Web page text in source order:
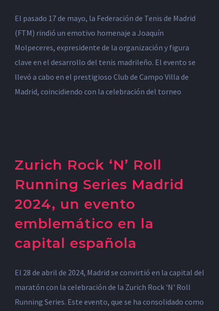
El pasado 17 de mayo, la Federación de Tenis de Madrid
(FTM) rindió un emotivo homenaje a Joaquín
Molpeceres, expresidente de la organización y figura
clave en el desarrollo del tenis madrileño. El evento se
llevó a cabo en el prestigioso Club de Campo Villa de
Madrid, coincidiendo con la celebración del torneo
Zurich Rock ‘N’ Roll
Running Series Madrid
2024, un evento
emblemático en la
capital española
El 28 de abril de 2024, Madrid se convirtió en la capital del
maratón con la celebración de la Zurich Rock 'N' Roll
Running Series. Este evento, que se ha consolidado como